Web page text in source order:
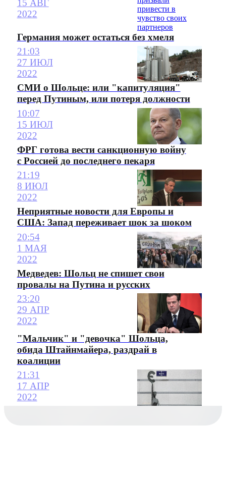
15 АВГ
2022
Германия может остаться без хмеля
21:03
27 ИЮЛ
2022
СМИ о Шольце: или "капитуляция"
перед Путиным, или потеря должности
10:07
15 ИЮЛ
2022
ФРГ готова вести санкционную войну
с Россией до последнего пекаря
21:19
8 ИЮЛ
2022
Неприятные новости для Европы и
США: Запад переживает шок за шоком
20:54
1 МАЯ
2022
Медведев: Шольц не спишет свои
провалы на Путина и русских
23:20
29 АПР
2022
"Мальчик" и "девочка" Шольца,
обида Штайнмайера, раздрай в
коалиции
21:31
17 АПР
2022